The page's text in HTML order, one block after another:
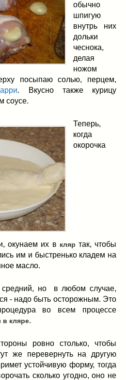
обычно
шпигую
внутрь них
дольки
чеснока,
делая
ножом
посыпаю солью, перцем,
. Вкусно также курицу
соусе.
Теперь,
когда
окорочка
окунаем их в кляр так, чтобы
им и быстренько кладем на
масло.
средний, но в любом случае,
- надо быть осторожным. Это
во всем процессе
в кляре.
ровно столько, чтобы
же перевернуть на другую
устойчивую форму, тогда
сколько угодно, оно не